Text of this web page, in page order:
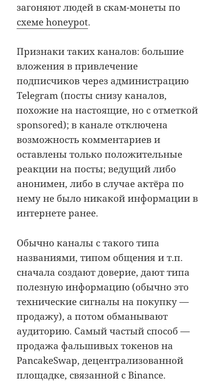
загоняют людей в скам-монеты по
схеме honeypot.
Признаки таких каналов: большие
вложения в привлечение
подписчиков через администрацию
Telegram (посты cнизу каналов,
похожие на настоящие, но с отметкой
sponsored); в канале отключена
возможность комментариев и
оставлены только положительные
реакции на посты; ведущий либо
анонимен, либо в случае актёра по
нему не было никакой информации в
интернете ранее.
Обычно каналы с такого типа
названиями, типом общения и т.п.
сначала создают доверие, дают типа
полезную информацию (обычно это
технические сигналы на покупку —
продажу), а потом обманывают
аудиторию. Самый частый способ —
продажа фальшивых токенов на
PancakeSwap, децентрализованной
площадке, связанной с Binance.